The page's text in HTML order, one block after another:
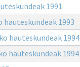
1991
hauteskundeak 1993
hauteskundeak 1994
hauteskundeak 1994